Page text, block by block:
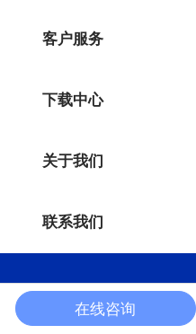
客户服务
下载中心
关于我们
联系我们
© 2023 三格电子 版权
在线咨询